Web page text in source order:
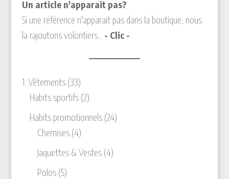
Un article n'apparait pas?
Si une référence n'apparait pas dans la boutique, nous
la rajoutons volontiers... - Clic -
1. Vêtements 3333
produits
Habits sportifs 22
produits
Habits promotionnels 2424
Chemises 44
produits
Jaquettes & Vestes 44
Polos 55